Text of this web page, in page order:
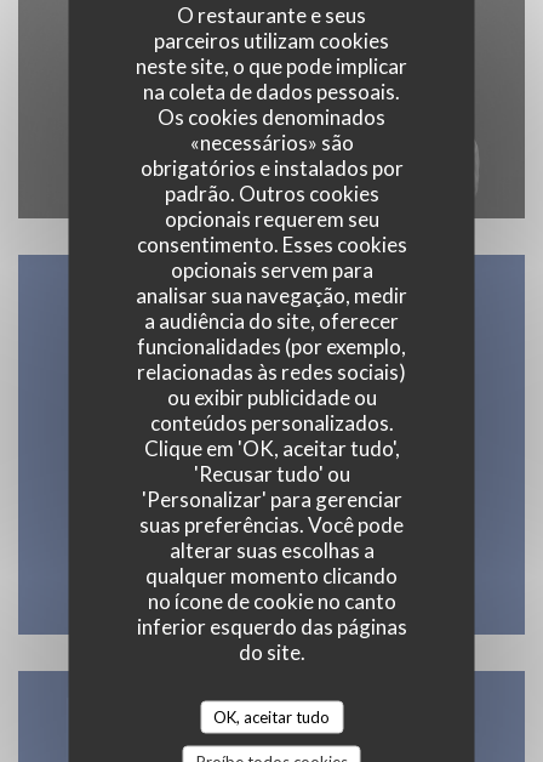
O restaurante e seus
parceiros utilizam cookies
neste site, o que pode implicar
na coleta de dados pessoais.
Os cookies denominados
«necessários» são
obrigatórios e instalados por
padrão. Outros cookies
opcionais requerem seu
consentimento. Esses cookies
opcionais servem para
analisar sua navegação, medir
a audiência do site, oferecer
funcionalidades (por exemplo,
relacionadas às redes sociais)
ou exibir publicidade ou
conteúdos personalizados.
Clique em 'OK, aceitar tudo',
'Recusar tudo' ou
'Personalizar' para gerenciar
suas preferências. Você pode
alterar suas escolhas a
qualquer momento clicando
no ícone de cookie no canto
inferior esquerdo das páginas
do site.
OK, aceitar tudo
Mapa e Contacto
21 Quai Amiral Dubourdieu, 64100 Bayonne
64100 Bayonne((abre numa nova janela))
05 59 46 14 94
Facebook ((abre numa nova
Instagram ((abre numa
Contacte-nos